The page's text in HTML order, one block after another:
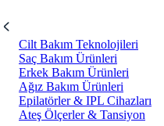
Cilt Bakım Teknolojileri
Saç Bakım Ürünleri
Erkek Bakım Ürünleri
Ağız Bakım Ürünleri
Epilatörler & IPL Cihazları
Ateş Ölçerler & Tansiyon